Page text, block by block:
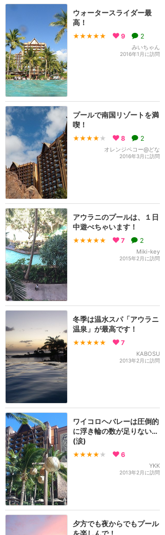
ウォータースライダー最
高！
★★★★★ 9 2
みいちゃん
2016年1月に訪問
プールで南国リゾートを満
喫！
★★★★ ★ 8 2
オレンジペコー@どな
2016年3月に訪問
アウラニのプールは、１日
中遊べちゃいます！
★★★★★ 7 2
Miki-key
2015年2月に訪問
冬季は温水スパ「アウラニ
温泉」が最高です！
★★★★★ 7
KABOSU
2013年2月に訪問
ワイコロヘバレーは圧倒的
に浮き輪の数が足りない…
(涙)
★★★★ ★ 6
YKK
2013年2月に訪問
夕方でも夜からでもプール
を楽しんで！